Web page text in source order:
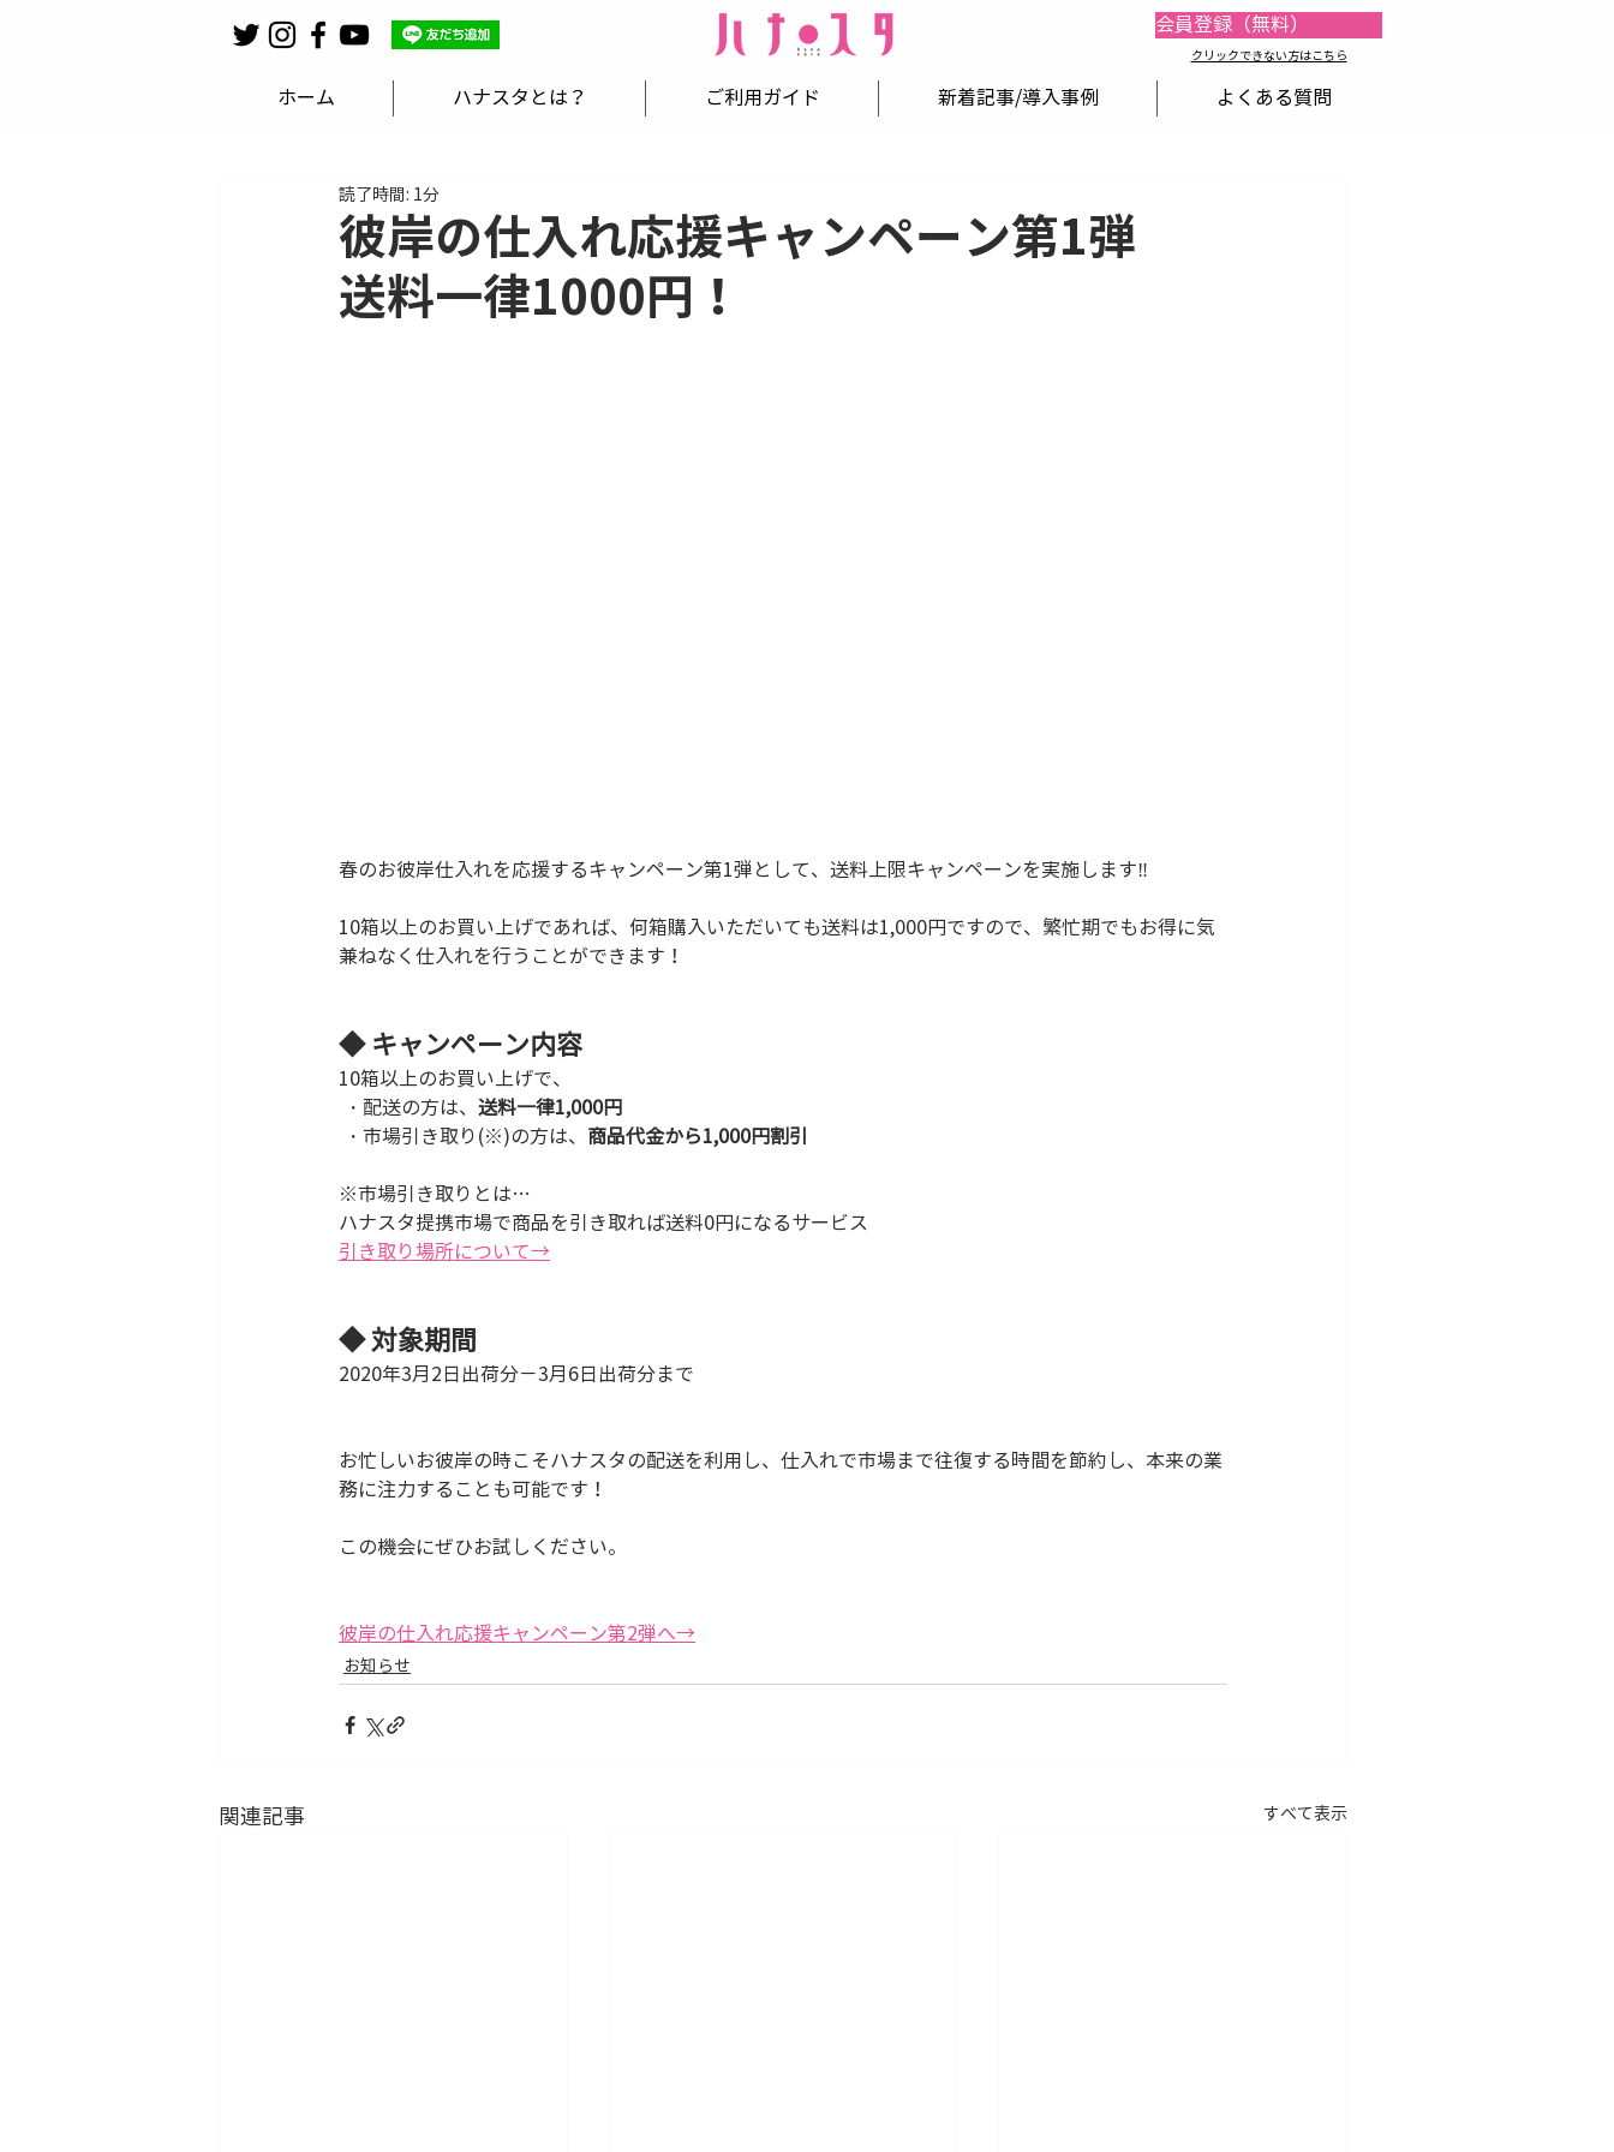
会員登録（無料）
​​クリックできない方はこちら
ホーム ハナスタとは？ ご利用ガイド 新着記事/導入事例 よくある質問
彼岸の仕入れ応援キャンペーン第1弾
送料一律1000円！
読了時間: 1分
春のお彼岸仕入れを応援するキャンペーン第1弾として、送料上限キャンペーンを実施します‼
10箱以上のお買い上げであれば、何箱購入いただいても送料は1,000円ですので、繁忙期でもお得に気
兼ねなく仕入れを行うことができます！
◆ キャンペーン内容
10箱以上のお買い上げで、
・配送の方は、 送料一律1,000円
・市場引き取り(※)の方は、 商品代金から1,000円割引
※市場引き取りとは…
ハナスタ提携市場で商品を引き取れば送料0円になるサービス
引き取り場所について→
◆ 対象期間
2020年3月2日出荷分－3月6日出荷分まで
お忙しいお彼岸の時こそハナスタの配送を利用し、仕入れで市場まで往復する時間を節約し、本来の業
務に注力することも可能です！
この機会にぜひお試しください。
彼岸の仕入れ応援キャンペーン第2弾へ→
お知らせ
関連記事 すべて表示